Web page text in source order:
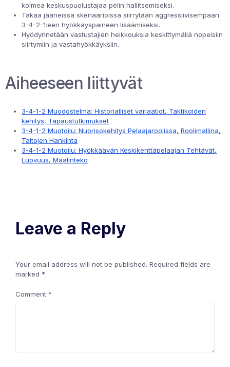
kolmea keskuspuolustajaa pelin hallitsemiseksi.
Takaa jääneissä skenaarioissa siirrytään aggressiivisempaan
3-4-2-1:een hyökkäyspaineen lisäämiseksi.
Hyödynnetään vastustajien heikkouksia keskittymällä nopeisiin
siirtymiin ja vastahyökkäyksiin.
Aiheeseen liittyvät
3-4-1-2 Muodostelma: Historialliset variaatiot, Taktikoiden
kehitys, Tapaustutkimukset
3-4-1-2 Muotoilu: Nuorisokehitys Pelaajaroolissa, Roolimallina,
Taitojen Hankinta
3-4-1-2 Muotoilu: Hyökkäävän Keskikenttäpelaajan Tehtävät,
Luovuus, Maalinteko
Leave a Reply
Your email address will not be published. Required fields are
marked *
Comment *